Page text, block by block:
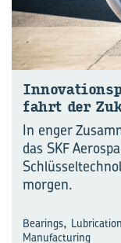
fahrt der
In enger
das SKF
morgen.
Bearings,
Manufacturing